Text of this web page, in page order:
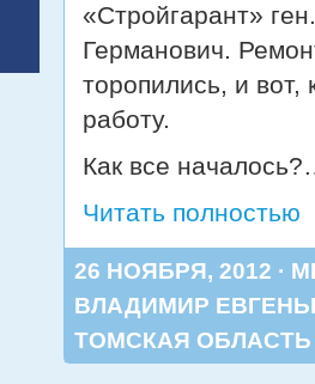
«Стройгарант»
Германович.
торопились, и
работу.
Как все
Читать полностью
26 НОЯБРЯ, 2012 ·
ВЛАДИМИР
ТОМСКАЯ ОБЛАСТЬ